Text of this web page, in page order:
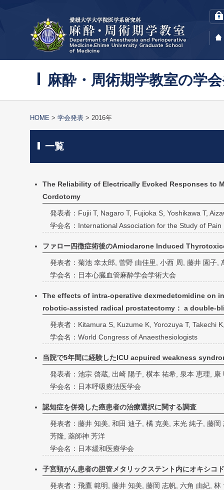
麻酔・周術期学教室の学
HOME 学会発表 2016年
一覧
The Reliability of Electrically Evoked Responses to
Cordotomy
発表者：Fujii T, Nagaro T, Fujioka S, Yoshikawa T,
学会名：International Association for the Study of Pain
ファロー四徴症術後のAmiodarone Induced
発表者：菊池 幸太郎, 菅野 由佳里, 小西 周, 藤井 園子,
学会名：日本心臓血管麻酔学会学術大会
The effects of intra-operative dexmedetomidine on
robotic-assisted radical prostatectomy： a double-
発表者：Kitamura S, Kuzume K, Yorozuya T, Takechi
学会名：World Congress of Anaesthesiologists
当院で5年間に経験したICU acpuired weakness
発表者：池宗 啓蔵, 出崎 陽子, 横本 祐希, 泉本 恵理,
学会名：日本呼吸療法医学会
認知症を併発した癌患者の治療選択に関する調査
発表者：藤井 知美, 和田 迪子, 橘 克美, 末光 純子, 藤
芳隆, 薬師神 芳洋
学会名：日本緩和医療学会
子宮頚がん患者の胆管メタリックステント内にオキシコ
発表者：飛鷹 範明, 藤井 知美, 藤岡 志帆, 六角 由紀,